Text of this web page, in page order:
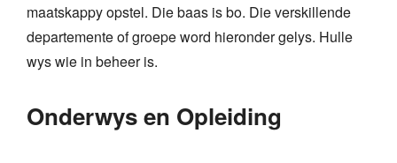
maatskappy opstel. Die baas is bo. Die verskillende
departemente of groepe word hieronder gelys. Hulle
wys wie in beheer is.
Onderwys en Opleiding